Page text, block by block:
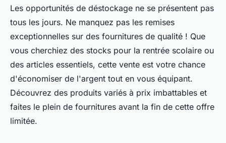
Fourniture discount :
déstockage à saisir avant la fin
!
Noé •21 avril 2025•3 min de lecture
Les opportunités de déstockage ne se présentent pas
tous les jours. Ne manquez pas les remises
exceptionnelles sur des fournitures de qualité ! Que
vous cherchiez des stocks pour la rentrée scolaire ou
des articles essentiels, cette vente est votre chance
d'économiser de l'argent tout en vous équipant.
Découvrez des produits variés à prix imbattables et
faites le plein de fournitures avant la fin de cette offre
limitée.